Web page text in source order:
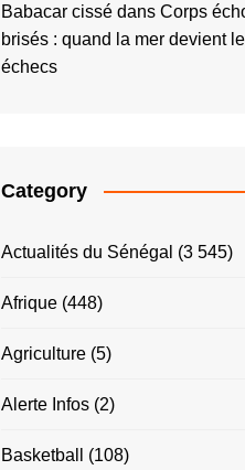
Babacar cissé dans Corps
brisés : quand la mer devient
échecs
Category
Actualités du Sénégal (3 545)
Afrique (448)
Agriculture (5)
Alerte Infos (2)
Basketball (108)